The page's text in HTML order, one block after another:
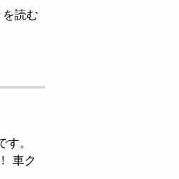
を読む
。
車ク